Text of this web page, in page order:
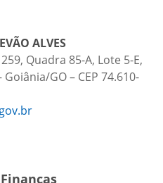
ALVES
Quadra 85-A, Lote 5-E,
GO – CEP 74.610-